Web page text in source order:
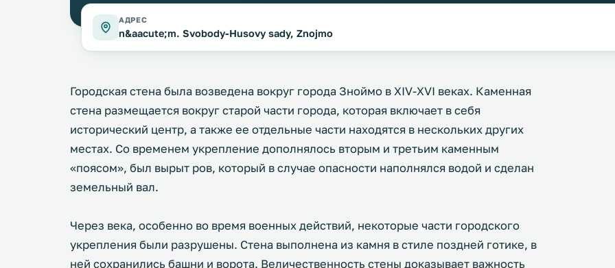
АДРЕС
n&aacute;m. Svobody-Husovy sady, Znojmo
Городская стена была возведена вокруг города Зноймо в XIV-XVI веках. Каменная
стена размещается вокруг старой части города, которая включает в себя
исторический центр, а также ее отдельные части находятся в нескольких других
местах. Со временем укрепление дополнялось вторым и третьим каменным
«поясом», был вырыт ров, который в случае опасности наполнялся водой и сделан
земельный вал.
Через века, особенно во время военных действий, некоторые части городского
укрепления были разрушены. Стена выполнена из камня в стиле поздней готике, в
ней сохранились башни и ворота. Величественность стены доказывает важность